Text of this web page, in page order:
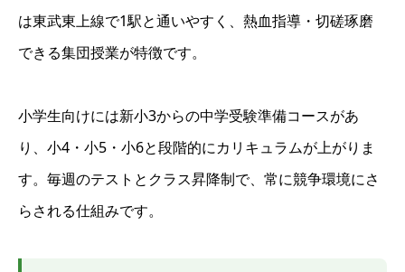
は東武東上線で1駅と通いやすく、熱血指導・切磋琢磨
できる集団授業が特徴です。
小学生向けには新小3からの中学受験準備コースがあ
り、小4・小5・小6と段階的にカリキュラムが上がりま
す。毎週のテストとクラス昇降制で、常に競争環境にさ
らされる仕組みです。